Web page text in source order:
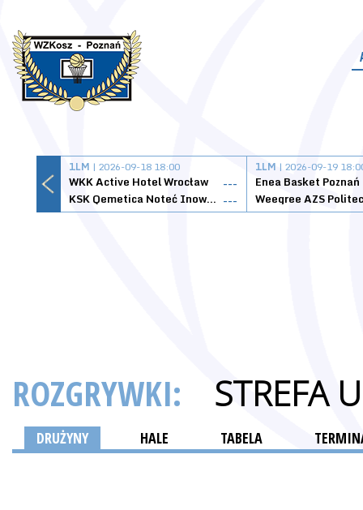
1LM | 2026-09-18 18:00
WKK Active Hotel Wrocław
---
KSK Qemetica Noteć Inowrocław ---
1LM | 2026-09-19
Enea Basket Poznań
ROZGRYWKI: STREFA
DRUŻYNY HALE TABELA